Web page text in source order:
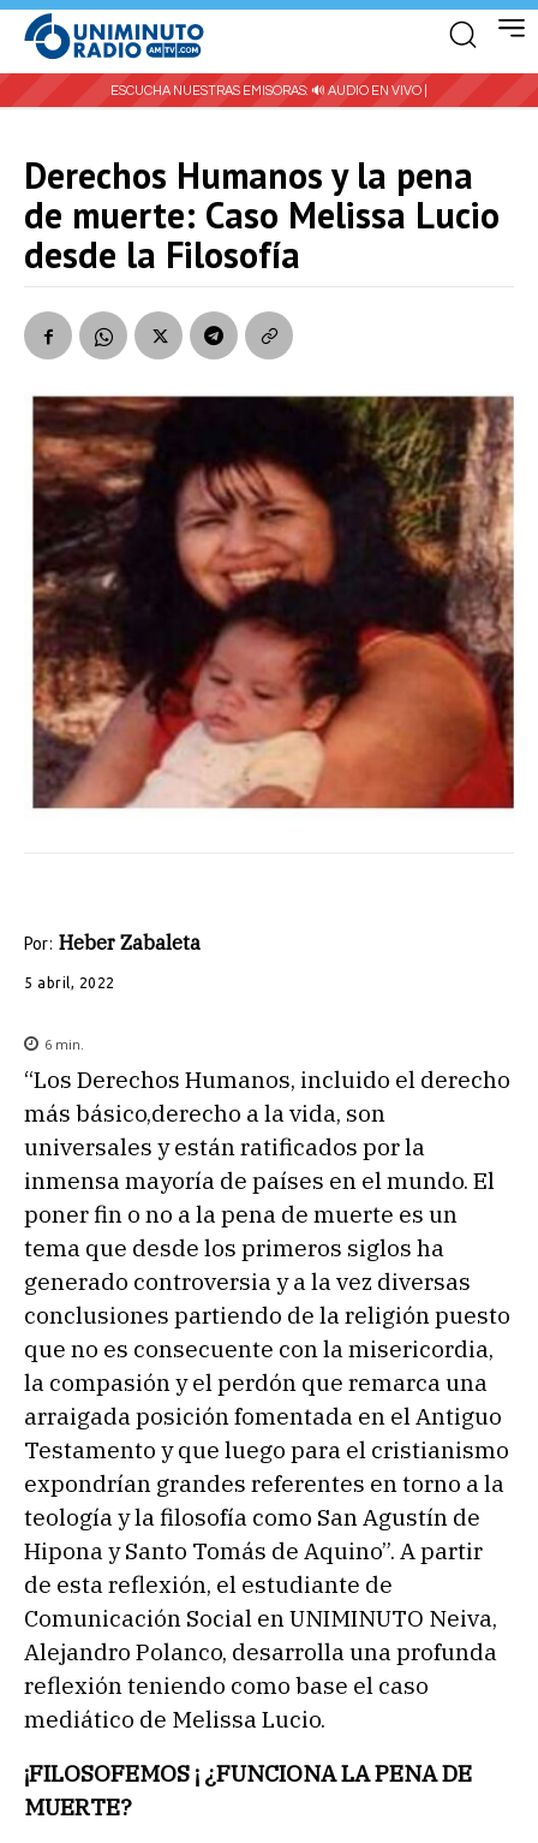
ESCUCHA NUESTRAS EMISORAS: 🔊 AUDIO EN VIVO |
Derechos Humanos y la pena
de muerte: Caso Melissa Lucio
desde la Filosofía
Por: Heber Zabaleta
5 abril, 2022
6 min.
“Los Derechos Humanos, incluido el derecho
más básico,derecho a la vida, son
universales y están ratificados por la
inmensa mayoría de países en el mundo. El
poner fin o no a la pena de muerte es un
tema que desde los primeros siglos ha
generado controversia y a la vez diversas
conclusiones partiendo de la religión puesto
que no es consecuente con la misericordia,
la compasión y el perdón que remarca una
arraigada posición fomentada en el Antiguo
Testamento y que luego para el cristianismo
expondrían grandes referentes en torno a la
teología y la filosofía como San Agustín de
Hipona y Santo Tomás de Aquino”. A partir
de esta reflexión, el estudiante de
Comunicación Social en UNIMINUTO Neiva,
Alejandro Polanco, desarrolla una profunda
reflexión teniendo como base el caso
mediático de Melissa Lucio.
¡FILOSOFEMOS ¡ ¿FUNCIONA LA PENA DE
MUERTE?